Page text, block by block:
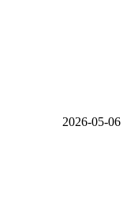
2026-05-06